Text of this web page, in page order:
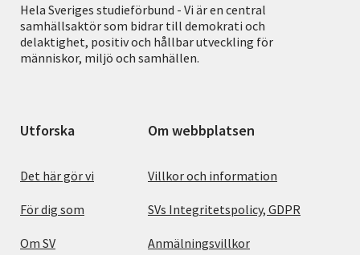
Hela Sveriges studieförbund - Vi är en central
samhällsaktör som bidrar till demokrati och
delaktighet, positiv och hållbar utveckling för
människor, miljö och samhällen.
Utforska
Det här gör vi
För dig som
Om SV
Om webbplatsen
Villkor och information
SVs Integritetspolicy, GDPR
Anmälningsvillkor